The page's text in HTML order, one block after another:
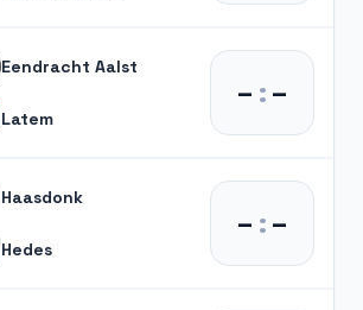
Eendracht Aalst
Latem
– :–
Haasdonk
Hedes
– :–